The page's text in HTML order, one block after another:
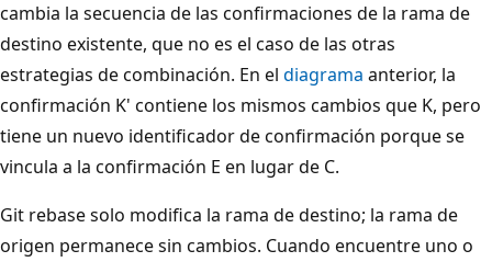
cambia la secuencia de las confirmaciones de la rama de
destino existente, que no es el caso de las otras
estrategias de combinación. En el diagrama anterior, la
confirmación K' contiene los mismos cambios que K, pero
tiene un nuevo identificador de confirmación porque se
vincula a la confirmación E en lugar de C.
Git rebase solo modifica la rama de destino; la rama de
origen permanece sin cambios. Cuando encuentre uno o